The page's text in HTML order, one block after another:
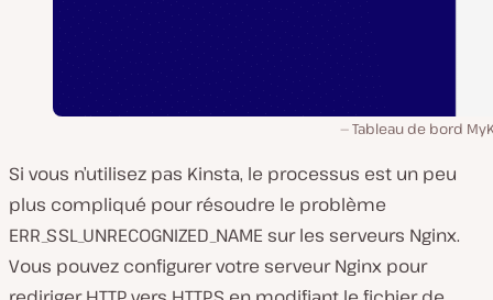
Tableau de bord
Si vous n’utilisez pas Kinsta, le processus est un peu
plus compliqué pour résoudre le problème
ERR_SSL_UNRECOGNIZED_NAME sur les serveurs Nginx.
Vous pouvez configurer votre serveur Nginx pour